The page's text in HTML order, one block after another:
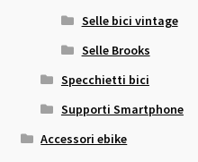
Selle bici vintage
Selle Brooks
Specchietti bici
Supporti Smartphone
Accessori ebike